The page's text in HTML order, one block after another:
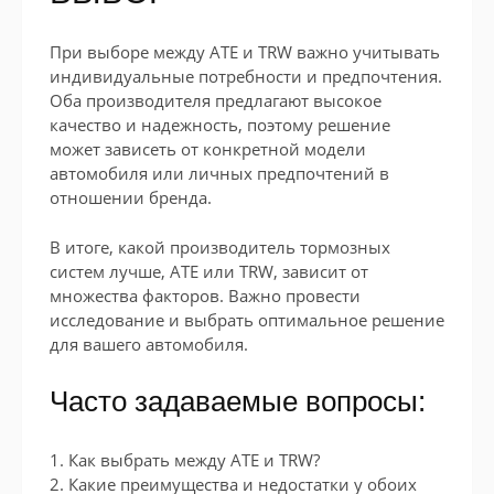
При выборе между ATE и TRW важно учитывать
индивидуальные потребности и предпочтения.
Оба производителя предлагают высокое
качество и надежность, поэтому решение
может зависеть от конкретной модели
автомобиля или личных предпочтений в
отношении бренда.
В итоге, какой производитель тормозных
систем лучше, ATE или TRW, зависит от
множества факторов. Важно провести
исследование и выбрать оптимальное решение
для вашего автомобиля.
Часто задаваемые вопросы:
1. Как выбрать между ATE и TRW?
2. Какие преимущества и недостатки у обоих